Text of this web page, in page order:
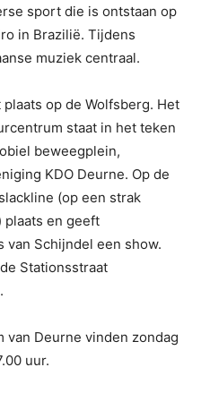
sport die is ontstaan op
in Brazilië. Tijdens
muziek centraal.
op de Wolfsberg. Het
staat in het teken
beweegplein,
KDO Deurne. Op de
(op een strak
plaats en geeft
Schijndel een show.
Stationsstraat
Deurne vinden zondag
uur.